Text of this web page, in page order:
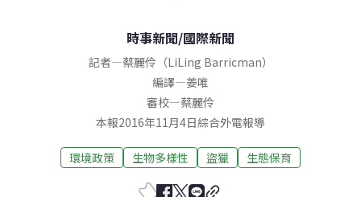
時事新聞/國際新聞
記者—蔡麗伶（LiLing Barricman）
編譯—姜唯
審校—蔡麗伶
本報2016年11月4日綜合外電報導
環境政策 生物多樣性 盜獵 生態保育